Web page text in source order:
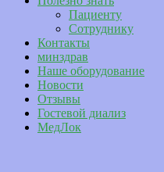
Пациенту
Сотруднику
Контакты
минздрав
Наше оборудование
Новости
Отзывы
Гостевой диализ
МедЛок